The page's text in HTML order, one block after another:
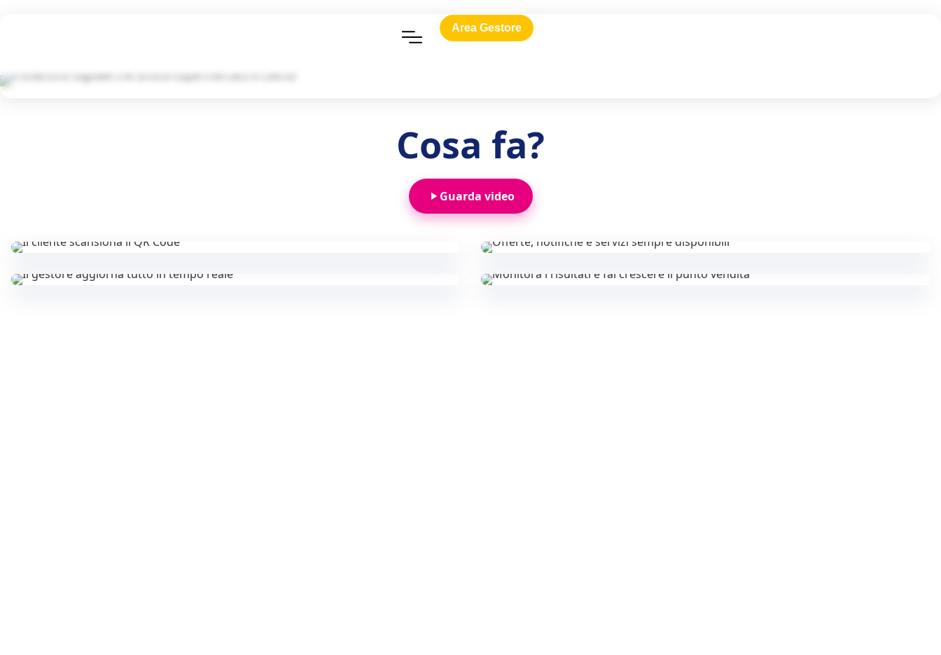
Area Gestore
Cosa fa?
Guarda video